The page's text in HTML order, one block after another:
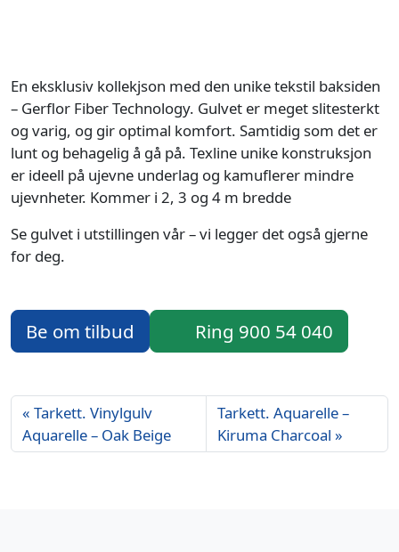
En eksklusiv kollekjson med den unike tekstil baksiden
– Gerflor Fiber Technology. Gulvet er meget slitesterkt
og varig, og gir optimal komfort. Samtidig som det er
lunt og behagelig å gå på. Texline unike konstruksjon
er ideell på ujevne underlag og kamuflerer mindre
ujevnheter. Kommer i 2, 3 og 4 m bredde
Se gulvet i utstillingen vår – vi legger det også gjerne
for deg.
Be om tilbud Ring 900 54 040
Tarkett. Vinylgulv
Aquarelle – Oak Beige
Tarkett. Aquarelle –
Kiruma Charcoal